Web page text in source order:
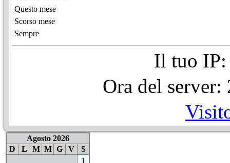
Questo mese
Scorso mese
Sempre
Il tuo IP:
Ora del
Agosto 2026
D
L M M G V
S
1